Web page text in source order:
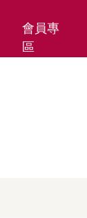
會員專
區